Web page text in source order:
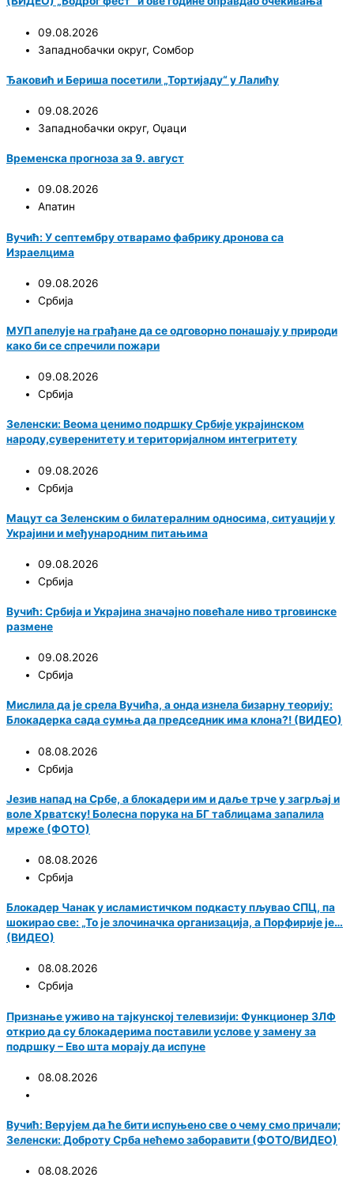
09.08.2026
Западнобачки округ, Сомбор
Ђаковић и Бериша посетили „Тортијаду“ у Лалићу
09.08.2026
Западнобачки округ, Оџаци
Временска прогноза за 9. август
09.08.2026
Апатин
Вучић: У септембру отварамо фабрику дронова са
Израелцима
09.08.2026
Србија
МУП апелује на грађане да се одговорно понашају у природи
како би се спречили пожари
09.08.2026
Србија
Зеленски: Веома ценимо подршку Србије украјинском
народу,суверенитету и територијалном интегритету
09.08.2026
Србија
Мацут са Зеленским о билатералним односима, ситуацији у
Украјини и међународним питањима
09.08.2026
Србија
Вучић: Србија и Украјина значајно повећале ниво трговинске
размене
09.08.2026
Србија
Мислила да је срела Вучића, а онда изнела бизарну теорију:
Блокадерка сада сумња да председник има клона?! (ВИДЕО)
08.08.2026
Србија
Језив напад на Србе, а блокадери им и даље трче у загрљај и
воле Хрватску! Болесна порука на БГ таблицама запалила
мреже (ФОТО)
08.08.2026
Србија
Блокадер Чанак у исламистичком подкасту пљувао СПЦ, па
шокирао све: „То је злочиначка организација, а Порфирије је…
(ВИДЕО)
08.08.2026
Србија
Признање уживо на тајкунској телевизији: Функционер ЗЛФ
открио да су блокадерима поставили услове у замену за
подршку – Ево шта морају да испуне
08.08.2026
Вучић: Верујем да ће бити испуњено све о чему смо причали;
Зеленски: Доброту Срба нећемо заборавити (ФОТО/ВИДЕО)
08.08.2026